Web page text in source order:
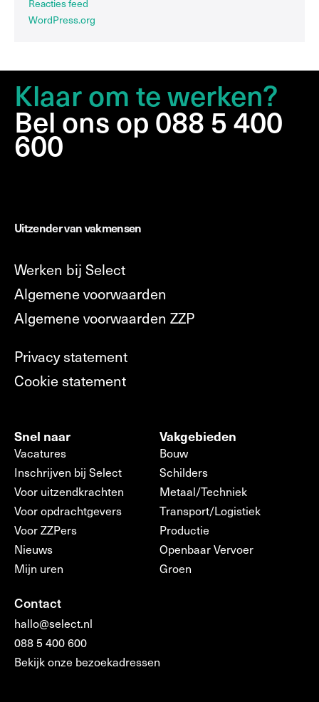
Reacties feed
WordPress.org
Klaar om te werken?
Bel ons op 088 5 400
600
Uitzender van vakmensen
Werken bij Select
Algemene voorwaarden
Algemene voorwaarden ZZP
Privacy statement
Cookie statement
Snel naar
Vacatures
Inschrijven bij Select
Voor uitzendkrachten
Voor opdrachtgevers
Voor ZZPers
Nieuws
Mijn uren
Vakgebieden
Bouw
Schilders
Metaal/Techniek
Transport/Logistiek
Productie
Openbaar Vervoer
Groen
Contact
hallo@select.nl
088 5 400 600
Bekijk onze bezoekadressen